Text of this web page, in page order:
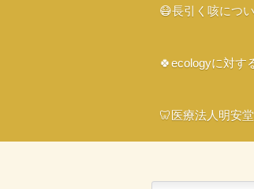
😷長引く咳につ
🍀ecologyに対す
🦷医療法人明安